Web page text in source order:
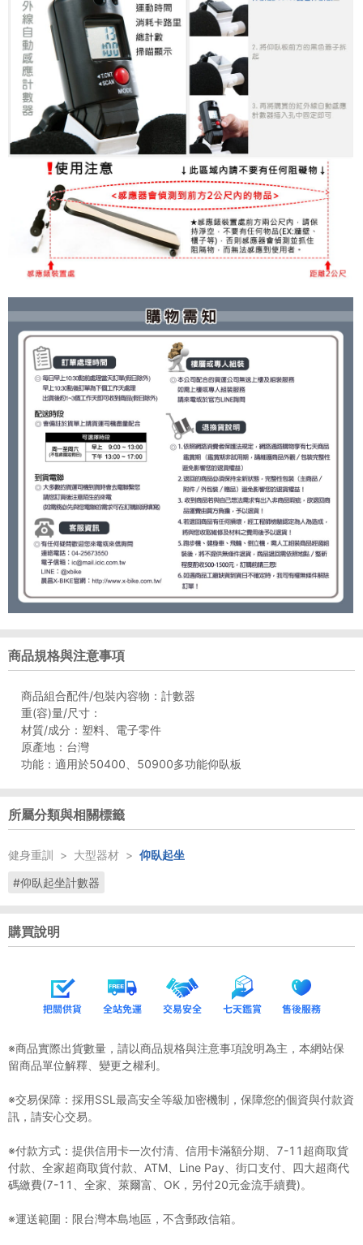
商品規格與注意事項
商品組合配件/包裝內容物：計數器
重(容)量/尺寸：
材質/成分：塑料、電子零件
原產地：台灣
所屬分類與相關標籤
健身重訓 > 大型器材 > 仰臥起坐
#仰臥起坐計數器
購買說明
※商品實際出貨數量，請以商品規格與注意事項說明為主，本網站保
留商品單位解釋、變更之權利。
※交易保障：採用SSL最高安全等級加密機制，保障您的個資與付款資
訊，請安心交易。
※付款方式：提供信用卡一次付清、信用卡滿額分期、7-11超商取貨
付款、全家超商取貨付款、ATM、Line Pay、街口支付、四大超商代
碼繳費(7-11、全家、萊爾富、OK，另付20元金流手續費)。
※運送範圍：限台灣本島地區，不含郵政信箱。